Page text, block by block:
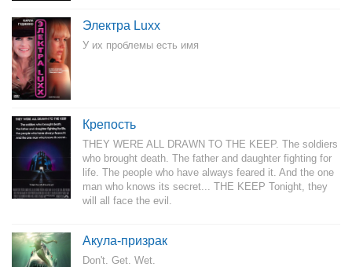
Электра Luxx
У их проблемы есть имя
Крепость
THEY WERE ALL DRAWN TO THE KEEP. The soldiers
who brought death. The father and daughter fighting for
life. The people who have always feared it. And the one
man who knows its secret... THE KEEP Tonight, they
will all face the evil.
Акула-призрак
Don't. Get. Wet.